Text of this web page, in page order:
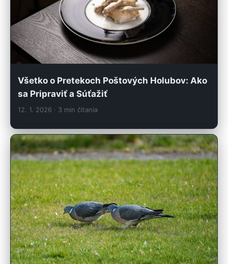
Všetko o Pretekoch Poštových Holubov: Ako
sa Pripraviť a Súťažiť
12. 1. 2026 · 3 min čítania